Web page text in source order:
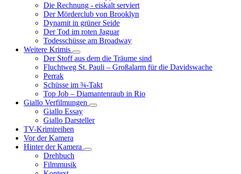
Filme
Die Rechnung - eiskalt serviert
Der Mörderclub von Brooklyn
Dynamit in grüner Seide
Der Tod im roten Jaguar
Todesschüsse am Broadway
Weitere Krimis
Unternavigation
von
Weitere
Der Stoff aus dem die Träume sind
Fluchtweg St. Pauli – Großalarm für die Davidswache
Perrak
Schüsse im ¾-Takt
Top Job – Diamantenraub in Rio
Giallo Verfilmungen
Unternavigation
Giallo
Giallo Essay
Giallo Darsteller
TV-Krimireihen
Vor der Kamera
Hinter der Kamera
Unternavigation
Drehbuch
Filmmusik